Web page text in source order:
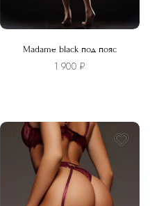
Madame black под пояс
1 900 ₽
товар
имеет
несколько
вариаций.
Опции
можно